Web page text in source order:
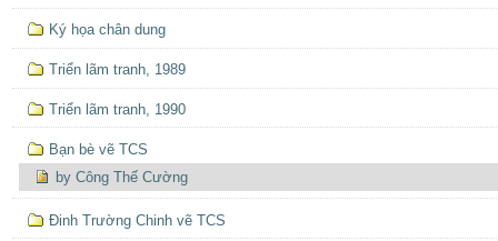
Ký họa chân dung
Triển lãm tranh, 1989
Triển lãm tranh, 1990
Bạn bè vẽ TCS
by Công Thế Cường
Ðinh Trường Chinh vẽ TCS